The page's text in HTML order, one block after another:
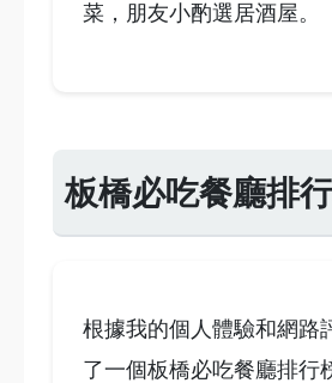
菜，朋友小酌選居酒屋。
板橋必吃餐廳排
根據我的個人體驗和網路
了一個板橋必吃餐廳排行